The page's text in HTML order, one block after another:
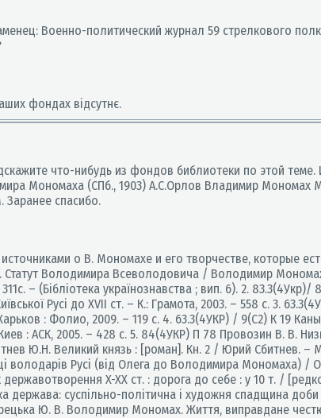
Военно-политический журнал 59 стрелкового
фондах відсутнє.
что-нибудь из фондов библиотеки по этой
Мономаха (СПб., 1903) А.С.Орлов Владимир Мономах
спасибо.
о В. Мономахе и его творчестве, которые
Володимира Всеволодовича / Володимир Мономах
– (Бібліотека українознавства ; вип. 6). 2. 83.3(4Укр)/
Русі до ХVІІ ст. – К.: Грамота, 2003. – 558 с. 3.
: Фолио, 2009. – 119 с. 4. 63.3(4УКР) / 9(С2) К 19
: АСК, 2005. – 428 с. 5. 84(4УКР) П 78 Провозин В. В.
Ю.Н. Великий князь : [роман]. Кн. 2 / Юрий Сбитнев. –
володарів Русі (від Олега до Володимира Мономаха) / О.
X-XX ст. : дорога до себе : у 10 т. /
держава: суспільно-політична і художня спадщина
Ю. В. Володимир Мономах. Життя, виправдане